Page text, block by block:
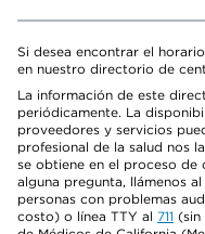
Si desea encontrar el
en nuestro directorio de
La información de este
periódicamente. La
proveedores y servicios
profesional de la salud nos
se obtiene en el proceso de
alguna pregunta, llámenos
personas con problemas
costo) o línea TTY al 711 (sin